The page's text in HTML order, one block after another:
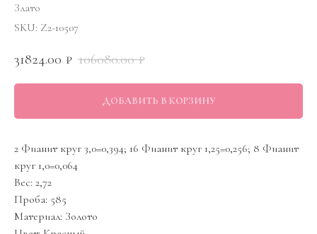
Злато
SKU: Z2-10507
31824.00 ₽ 106080.00 ₽
ДОБАВИТЬ В КОРЗИНУ
2 Фианит круг 3,0=0,394; 16 Фианит круг 1,25=0,256; 8 Фианит
круг 1,0=0,064
Вес: 2,72
Проба: 585
Материал: Золото